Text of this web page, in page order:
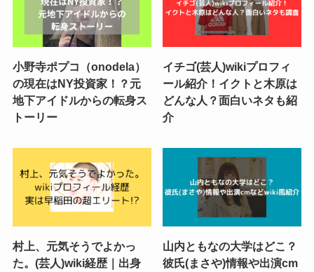
小野寺ポプコ（onodela）
の現在はNY投資家！？元
地下アイドルからの転身ス
トーリー
イチゴ(芸人)wikiプロフィ
ール紹介！イクトと木原は
どんな人？面白いネタも紹
介
村上、元気そうでよかっ
た。(芸人)wiki経歴｜出身
山内ともなの大学はどこ？
彼氏(まさや)情報や出演cm